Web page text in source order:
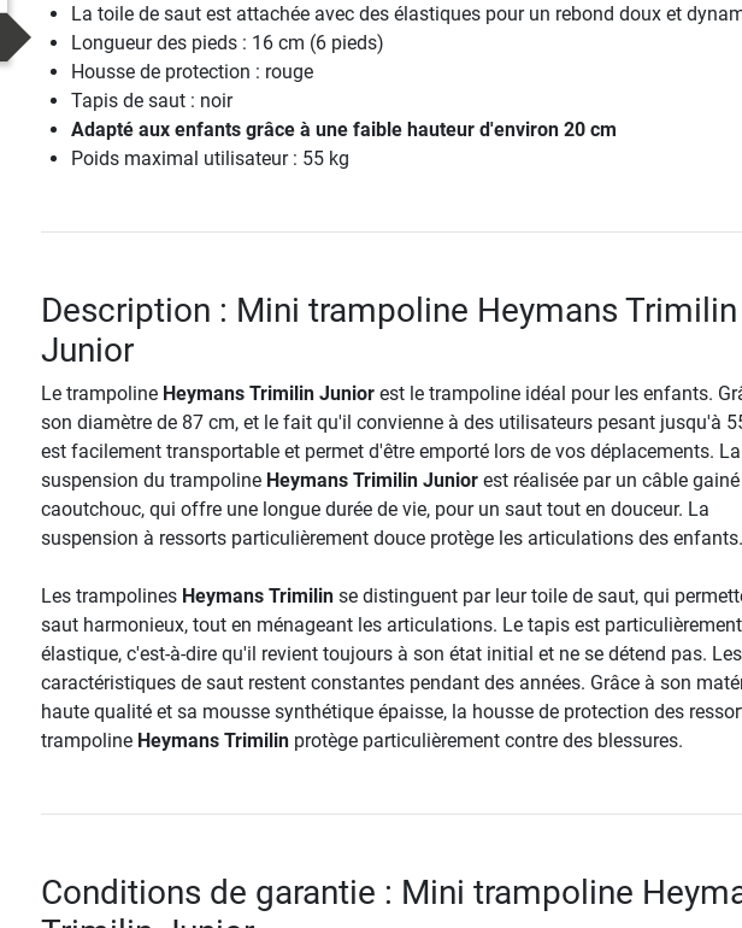
La toile de saut est attachée avec des élastiques pour un rebond doux et
Longueur des pieds : 16 cm (6 pieds)
Housse de protection : rouge
Tapis de saut : noir
Adapté aux enfants grâce à une faible hauteur d'environ 20 cm
Poids maximal utilisateur : 55 kg
Description : Mini trampoline Heymans Trimilin
Junior
Le trampoline Heymans Trimilin Juniorest le trampoline idéal pour les enfants.
son diamètre de 87 cm, et le fait qu'il convienne à des utilisateurs pesant jusqu'à
est facilement transportable et permet d'être emporté lors de vos déplacements. La
suspension du trampoline Heymans Trimilin Juniorest réalisée par un câble
caoutchouc, qui offre une longue durée de vie, pour un saut tout en douceur. La
suspension à ressorts particulièrement douce protège les articulations des enfants.
Les trampolines Heymans Trimilinse distinguent par leur toile de saut, qui
saut harmonieux, tout en ménageant les articulations. Le tapis est particulièrement
élastique, c'est-à-dire qu'il revient toujours à son état initial et ne se détend pas. Les
caractéristiques de saut restent constantes pendant des années. Grâce à son
haute qualité et sa mousse synthétique épaisse, la housse de protection des
trampoline Heymans Trimilinprotège particulièrement contre des blessures.
Conditions de garantie : Mini trampoline